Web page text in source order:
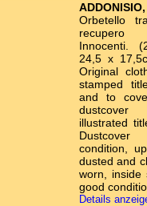
Orbetello
Innocenti.
24,5 x
Original
stamped
and to
illustrated
condition,
dusted and
worn, inside
good
Details